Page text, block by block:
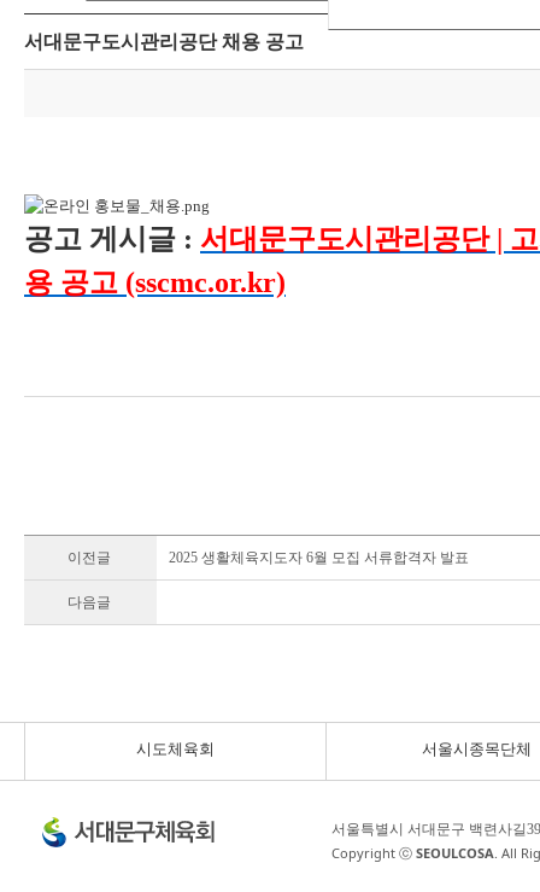
서대문구도시관리공단 채용 공고
공고 게시글 : 서대문구도시관리공단 |
용 공고 (sscmc.or.kr)
이전글 2025 생활체육지도자 6월 모집 서류합격자 발표
다음글
시도체육회 서울시종목단체
서울특별시 서대문구 백련사길
Copyright ⓒ SEOULCOSA. All